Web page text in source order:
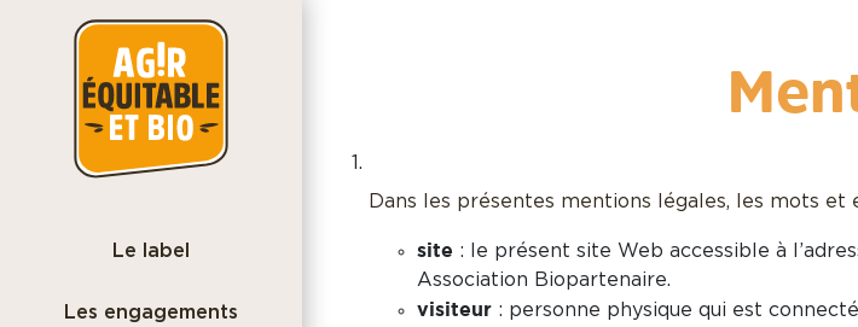
Le label
Les engagements
Dans les présentes mentions légales, les mots
site : le présent site Web accessible à
Association Biopartenaire.
visiteur : personne physique qui est